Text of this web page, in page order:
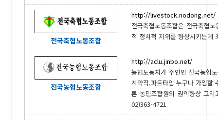
전국축협노동조합
http://livestock.nodong.net/
전국축협노동조합은 전국축협
적 정치적 지위를 향상시키는데
전국농협노동조합
http://aclu.jinbo.net/
농협노동자가 주인인 전국농협
계약직,파트타임 누구나 가입할
론 농민조합원의 권익향상 그
02)363-4721